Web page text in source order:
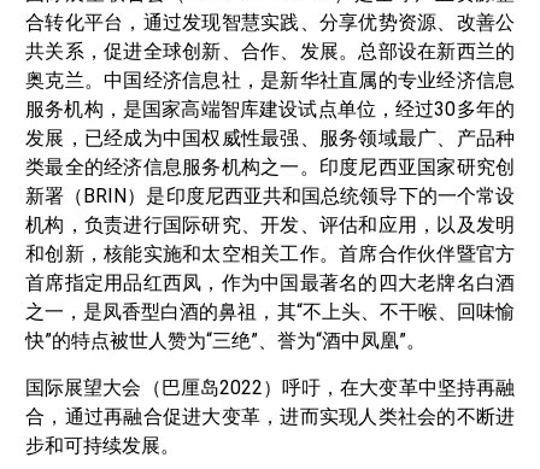
合转化平台，通过发现智慧实践、分享优势资源、改善公
共关系，促进全球创新、合作、发展。总部设在新西兰的
奥克兰。中国经济信息社，是新华社直属的专业经济信息
服务机构，是国家高端智库建设试点单位，经过30多年的
发展，已经成为中国权威性最强、服务领域最广、产品种
类最全的经济信息服务机构之一。印度尼西亚国家研究创
新署（BRIN）是印度尼西亚共和国总统领导下的一个常设
机构，负责进行国际研究、开发、评估和应用，以及发明
和创新，核能实施和太空相关工作。首席合作伙伴暨官方
首席指定用品红西凤，作为中国最著名的四大老牌名白酒
之一，是凤香型白酒的鼻祖，其“不上头、不干喉、回味愉
快”的特点被世人赞为“三绝”、誉为“酒中凤凰”。
国际展望大会（巴厘岛2022）呼吁，在大变革中坚持再融
合，通过再融合促进大变革，进而实现人类社会的不断进
步和可持续发展。